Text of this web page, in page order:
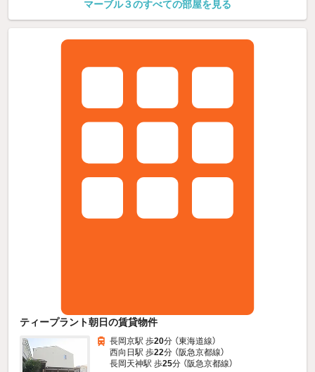
マーブル３のすべての部屋を見る
ティープラント朝日の賃貸物件
長岡京駅 歩20分 （東海道線）
西向日駅 歩22分 （阪急京都線）
長岡天神駅 歩25分 （阪急京都線）